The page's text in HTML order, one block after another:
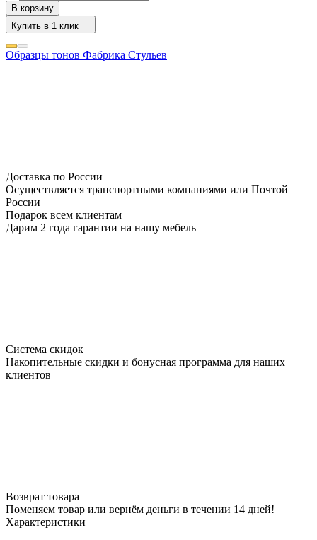
В корзину
Купить в 1 клик
Образцы тонов Фабрика Стульев
Доставка по России
Осуществляется транспортными компаниями или Почтой
России
Подарок всем клиентам
Дарим 2 года гарантии на нашу мебель
Система скидок
Накопительные скидки и бонусная программа для наших
клиентов
Возврат товара
Поменяем товар или вернём деньги в течении 14 дней!
Характеристики